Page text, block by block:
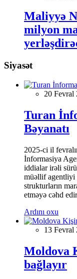
Maliyyə
milyon
Siyasət
20 Fevral
Turan
Bəyanatı
2025-ci il
İnformasiya
iddialar irəli
müəllif agentliyi
strukturların
etməyə cəhd
Ardını oxu
13 Fevral
Moldova
bağlayır